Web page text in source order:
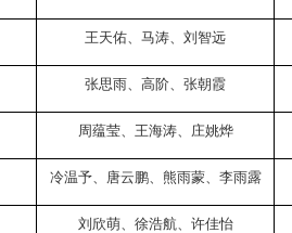
王天佑、马涛、刘智远
张思雨、高阶、张朝霞
周蕴莹、王海涛、庄姚烨
冷温予、唐云鹏、熊雨蒙、李雨露
刘欣萌、徐浩航、许佳怡